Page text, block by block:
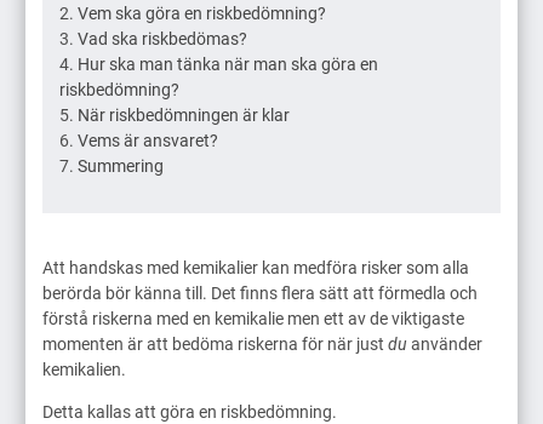
Vem ska göra en riskbedömning?
Vad ska riskbedömas?
Hur ska man tänka när man ska göra en
riskbedömning?
När riskbedömningen är klar
Vems är ansvaret?
Summering
Att handskas med kemikalier kan medföra risker som alla
berörda bör känna till. Det finns flera sätt att förmedla och
förstå riskerna med en kemikalie men ett av de viktigaste
momenten är att bedöma riskerna för när just du använder
kemikalien.
Detta kallas att göra en riskbedömning.